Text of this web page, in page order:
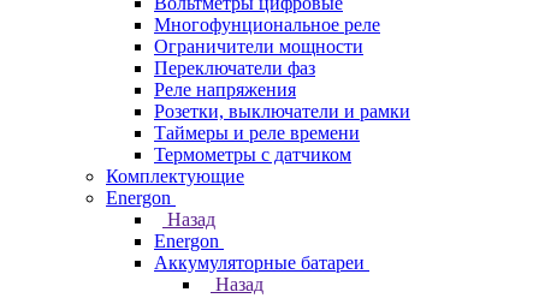
Многофунциональное реле
Ограничители мощности
Переключатели фаз
Реле напряжения
Розетки, выключатели и рамки
Таймеры и реле времени
Термометры c датчиком
Комплектующие
Energon
Назад
Energon
Аккумуляторные батареи
Назад